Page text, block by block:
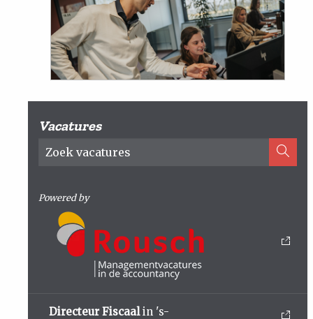
Vacatures
Powered by
Directeur Fiscaalin 's-